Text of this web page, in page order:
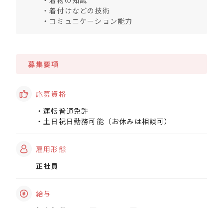
・着付けなどの技術
・コミュニケーション能力
募集要項
応募資格
・運転普通免許
・土日祝日勤務可能（お休みは相談可）
雇用形態
正社員
給与